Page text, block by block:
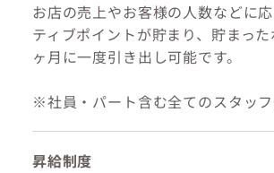
お店の売上やお客様の人数などに
ティブポイントが貯まり、貯まっ
ヶ月に一度引き出し可能です。
※社員・パート含む全てのスタッ
昇給制度